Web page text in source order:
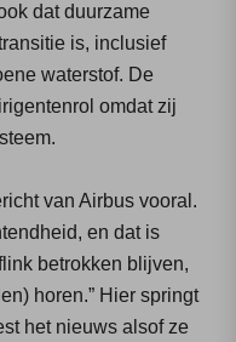
dat duurzame
is, inclusief
waterstof. De
omdat zij
van Airbus vooral.
en dat is
betrokken blijven,
horen.” Hier springt
het nieuws alsof ze